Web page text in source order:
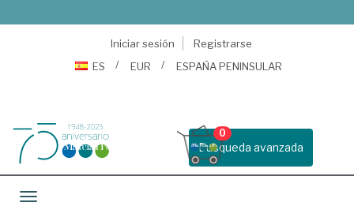
Iniciar sesión
Registrarse
ES
EUR ESPAÑA PENINSULAR
Busqueda avanzada
0
Toggle navigation